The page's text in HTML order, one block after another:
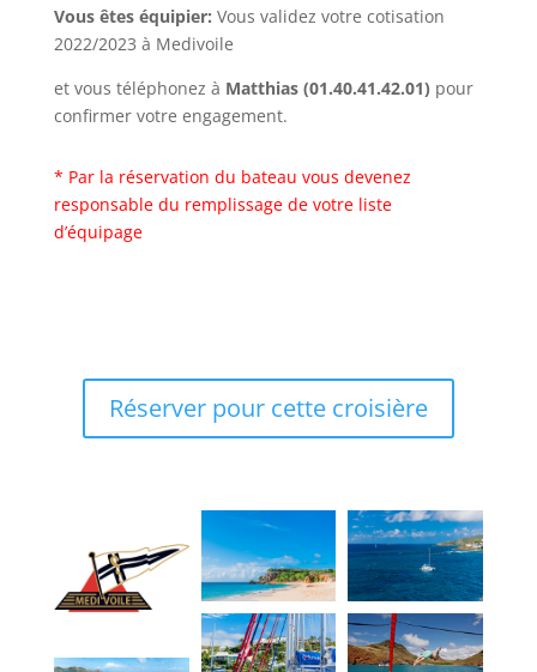
Vous êtes équipier: Vous validez votre cotisation
2022/2023 à Medivoile
et vous téléphonez à Matthias (01.40.41.42.01) pour
confirmer votre engagement.
* Par la réservation du bateau vous devenez
responsable du remplissage de votre liste
d’équipage
Réserver pour cette croisière